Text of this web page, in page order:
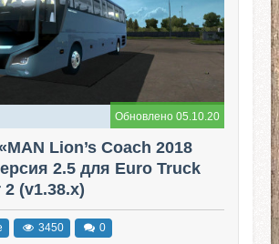
Обновлено 05.10.20
Lion’s Coach 2018
2.5 для Euro Truck
(v1.38.x)
3450 0